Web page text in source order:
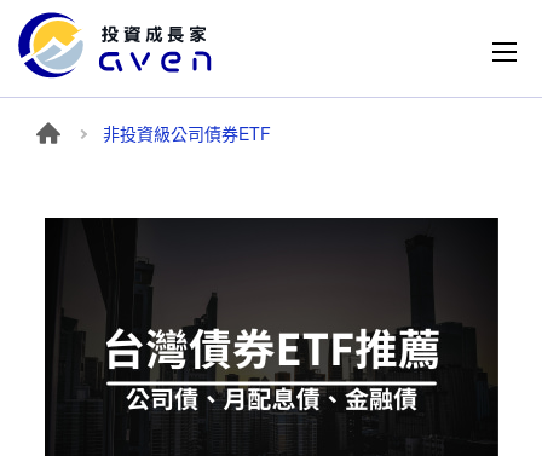
非投資級公司債券ETF